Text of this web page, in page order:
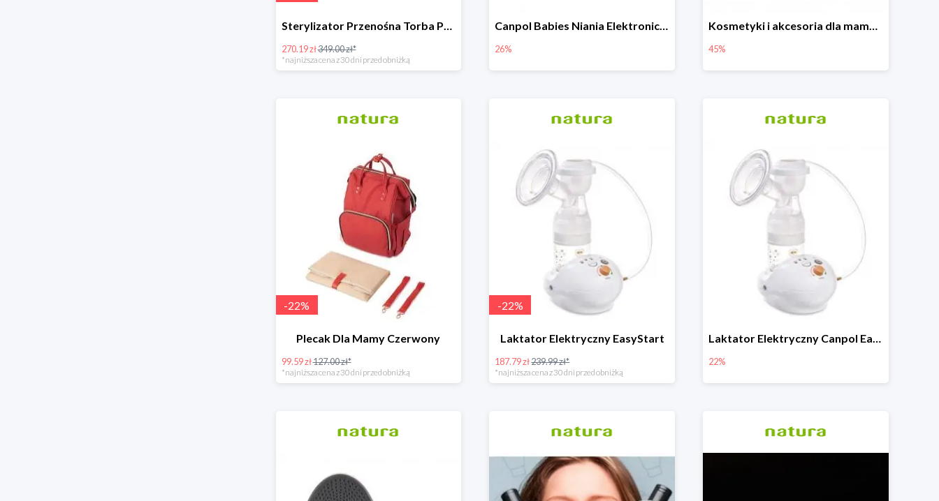
Sterylizator Przenośna Torba P26 Uvc Led
270.19 zł349.00 zł*
*najniższa cena z 30 dni przed obniżką
Canpol Babies Niania Elektroniczna Dwukierunkowa -26%
26%
Kosmetyki i akcesoria dla mamy i dziecka do -45%
45%
-22%
Plecak Dla Mamy Czerwony
99.59 zł127.00 zł*
*najniższa cena z 30 dni przed obniżką
-22%
Laktator Elektryczny EasyStart
187.79 zł239.99 zł*
*najniższa cena z 30 dni przed obniżką
Laktator Elektryczny Canpol Easy Start -22%
22%